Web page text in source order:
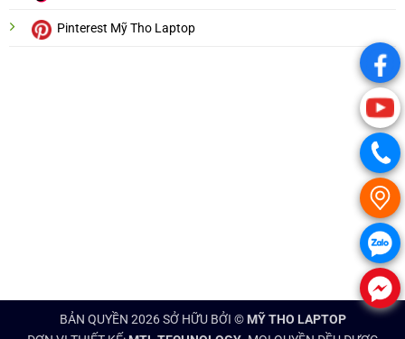
Pinterest Mỹ Tho Laptop
BẢN QUYỀN 2026 SỞ HỮU BỞI © MỸ THO LAPTOP
.
.
.
.
.
.